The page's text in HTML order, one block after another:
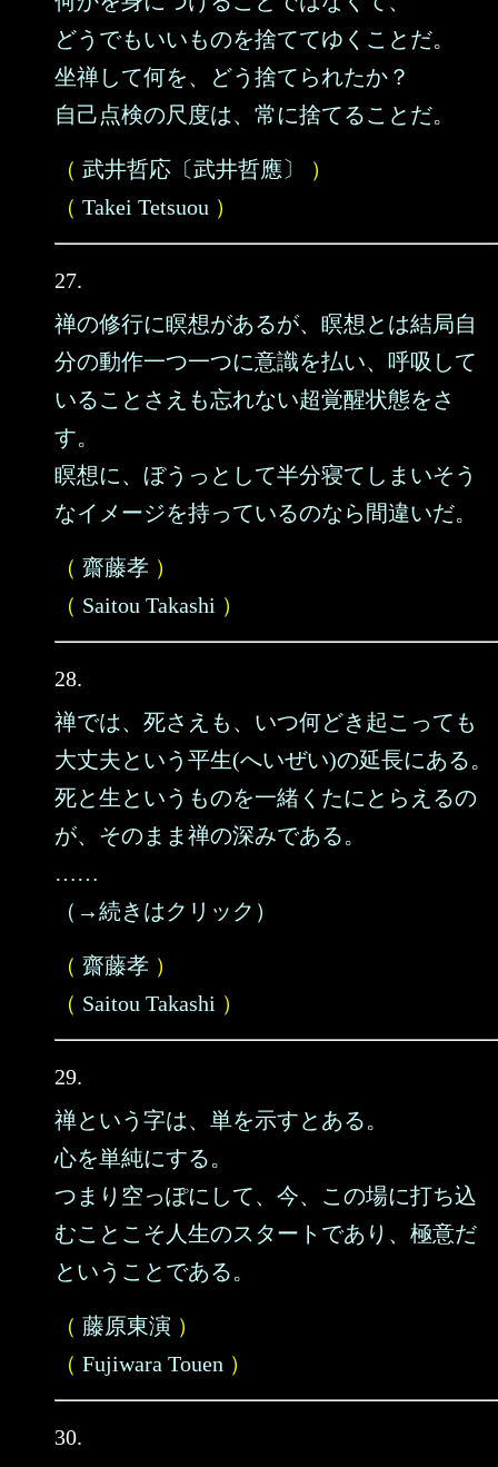
どうでもいいものを捨ててゆくことだ。
坐禅して何を、どう捨てられたか？
自己点検の尺度は、常に捨てることだ。
（ 武井哲応〔武井哲應〕
）
（ Takei Tetsuou ）
27.
禅の修行に瞑想があるが、瞑想とは結局自
分の動作一つ一つに意識を払い、呼吸して
いることさえも忘れない超覚醒状態をさ
す。
瞑想に、ぼうっとして半分寝てしまいそう
なイメージを持っているのなら間違いだ。
（ 齋藤孝 ）
（ Saitou Takashi ）
28.
禅では、死さえも、いつ何どき起こっても
大丈夫という平生(へいぜい)の延長にある。
死と生というものを一緒くたにとらえるの
が、そのまま禅の深みである。
……
（→続きはクリック）
（ 齋藤孝 ）
（ Saitou Takashi ）
29.
禅という字は、単を示すとある。
心を単純にする。
つまり空っぽにして、今、この場に打ち込
むことこそ人生のスタートであり、極意だ
ということである。
（ 藤原東演 ）
（ Fujiwara Touen ）
30.